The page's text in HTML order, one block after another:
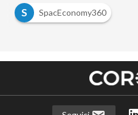
S
SpacEconomy360